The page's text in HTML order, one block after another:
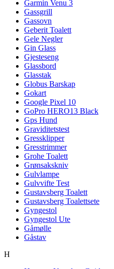
Garmin Venu 3
Gassgrill
Gassovn
Geberit Toalett
Gele Negler
Gin Glass
Gjesteseng
Glassbord
Glasstak
Globus Barskap
Gokart
Google Pixel 10
GoPro HERO13 Black
Gps Hund
Graviditetstest
Gressklipper
Gresstrimmer
Grohe Toalett
Grønsakskniv
Gulvlampe
Gulvvifte Test
Gustavsberg Toalett
Gustavsberg Toalettsete
Gyngestol
Gyngestol Ute
Gåmølle
Gåstav
H